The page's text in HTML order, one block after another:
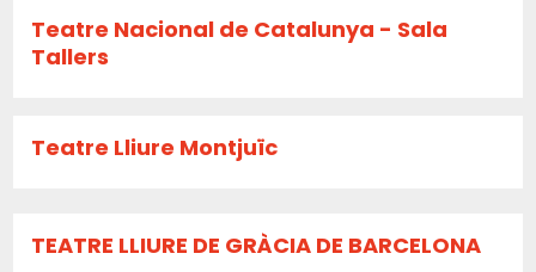
Teatre Nacional de Catalunya - Sala
Tallers
Teatre Lliure Montjuïc
TEATRE LLIURE DE GRÀCIA DE BARCELONA